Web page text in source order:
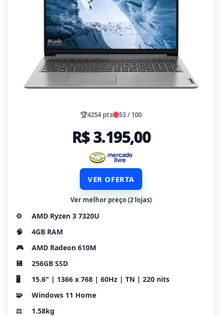
🏆4254 pts 53 / 100
R$ 3.195,00
VER OFERTA
Ver melhor preço (2 lojas)
⚙️
AMD Ryzen 3 7320U
🧠
4GB RAM
🎮
AMD Radeon 610M
💾
256GB SSD
🖥️
15.6" | 1366 x 768 | 60Hz | TN | 220 nits
🧩
Windows 11 Home
⚖️
1.58kg